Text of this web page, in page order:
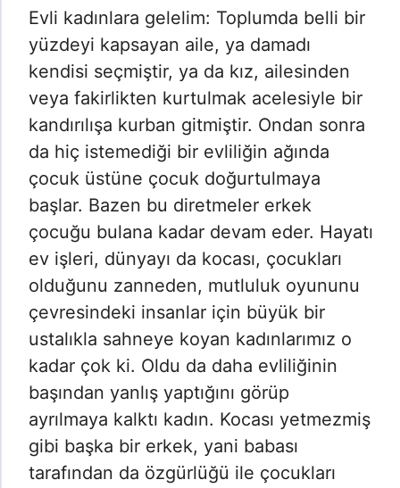
Evli kadınlara gelelim: Toplumda belli bir
yüzdeyi kapsayan aile, ya damadı
kendisi seçmiştir, ya da kız, ailesinden
veya fakirlikten kurtulmak acelesiyle bir
kandırılışa kurban gitmiştir. Ondan sonra
da hiç istemediği bir evliliğin ağında
çocuk üstüne çocuk doğurtulmaya
başlar. Bazen bu diretmeler erkek
çocuğu bulana kadar devam eder. Hayatı
ev işleri, dünyayı da kocası, çocukları
olduğunu zanneden, mutluluk oyununu
çevresindeki insanlar için büyük bir
ustalıkla sahneye koyan kadınlarımız o
kadar çok ki. Oldu da daha evliliğinin
başından yanlış yaptığını görüp
ayrılmaya kalktı kadın. Kocası yetmezmiş
gibi başka bir erkek, yani babası
tarafından da özgürlüğü ile çocukları